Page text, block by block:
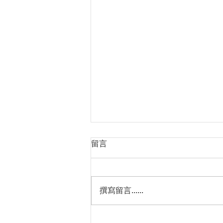
留言
撰寫留言......